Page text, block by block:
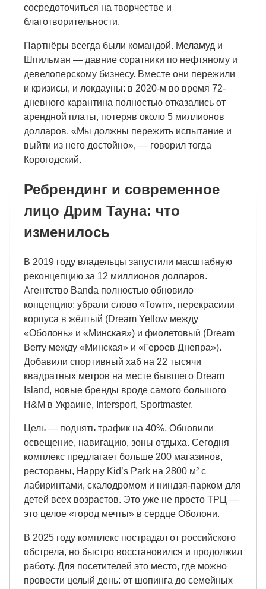
сосредоточиться на творчестве и
благотворительности.
Партнёры всегда были командой. Меламуд и
Шпильман — давние соратники по нефтяному и
девелоперскому бизнесу. Вместе они пережили
и кризисы, и локдауны: в 2020-м во время 72-
дневного карантина полностью отказались от
арендной платы, потеряв около 5 миллионов
долларов. «Мы должны пережить испытание и
выйти из него достойно», — говорил тогда
Корогодский.
Ребрендинг и современное
лицо Дрим Тауна: что
изменилось
В 2019 году владельцы запустили масштабную
реконцепцию за 12 миллионов долларов.
Агентство Banda полностью обновило
концепцию: убрали слово «Town», перекрасили
корпуса в жёлтый (Dream Yellow между
«Оболонь» и «Минская») и фиолетовый (Dream
Berry между «Минская» и «Героев Днепра»).
Добавили спортивный хаб на 22 тысячи
квадратных метров на месте бывшего Dream
Island, новые бренды вроде самого большого
H&M в Украине, Intersport, Sportmaster.
Цель — поднять трафик на 40%. Обновили
освещение, навигацию, зоны отдыха. Сегодня
комплекс предлагает больше 200 магазинов,
рестораны, Happy Kid’s Park на 2800 м² с
лабиринтами, скалодромом и ниндзя-парком для
детей всех возрастов. Это уже не просто ТРЦ —
это целое «город мечты» в сердце Оболони.
В 2025 году комплекс пострадал от российского
обстрела, но быстро восстановился и продолжил
работу. Для посетителей это место, где можно
провести целый день: от шопинга до семейных